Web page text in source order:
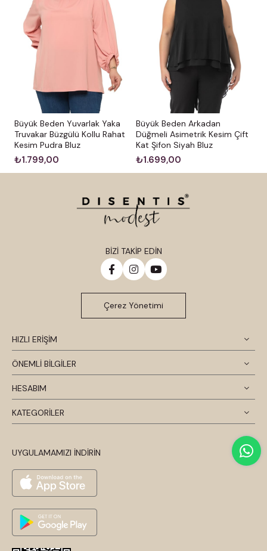
Büyük Beden Yuvarlak Yaka
Truvakar Büzgülü Kollu Rahat
Kesim Pudra Bluz
₺1.799,00
Büyük Beden Arkadan
Düğmeli Asimetrik Kesim Çift
Kat Şifon Siyah Bluz
₺1.699,00
HIZLI ERİŞİM
ÖNEMLİ BİLGİLER
HESABIM
KATEGORİLER
UYGULAMAMIZI İNDİRİN
BİZİ TAKİP EDİN
Çerez Yönetimi